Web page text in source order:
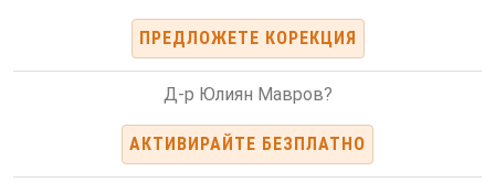
ПРЕДЛОЖЕТЕ КОРЕКЦИЯ
Д-р Юлиян Мавров?
АКТИВИРАЙТЕ БЕЗПЛАТНО